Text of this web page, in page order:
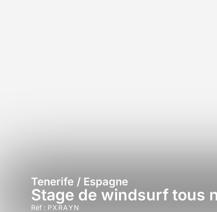
Tenerife / Espagne
Stage de windsurf tous
Réf : PXRAYN